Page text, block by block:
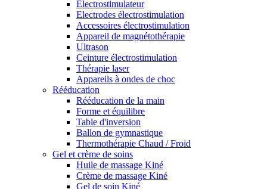
Electrostimulateur
Electrodes électrostimulation
Accessoires électrostimulation
Appareil de magnétothérapie
Ultrason
Ceinture électrostimulation
Thérapie laser
Appareils à ondes de choc
Rééducation
Rééducation de la main
Forme et équilibre
Table d'inversion
Ballon de gymnastique
Thermothérapie Chaud / Froid
Gel et crème de soins
Huile de massage Kiné
Crème de massage Kiné
Gel de soin Kiné